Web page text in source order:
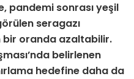
pandemi sonrası yeşil
seragazı
bir oranda azaltabilir.
belirlenen
hedefine daha da